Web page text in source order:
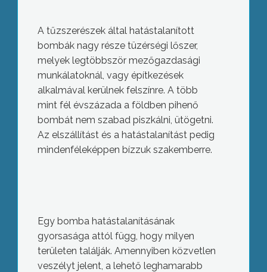
A tűzszerészek által hatástalanított
bombák nagy része tüzérségi lőszer,
melyek legtöbbször mezőgazdasági
munkálatoknál, vagy építkezések
alkalmával kerülnek felszínre. A több
mint fél évszázada a földben pihenő
bombát nem szabad piszkálni, ütögetni.
Az elszállítást és a hatástalanítást pedig
mindenféleképpen bízzuk szakemberre.
Egy bomba hatástalanításának
gyorsasága attól függ, hogy milyen
területen találják. Amennyiben közvetlen
veszélyt jelent, a lehető leghamarabb